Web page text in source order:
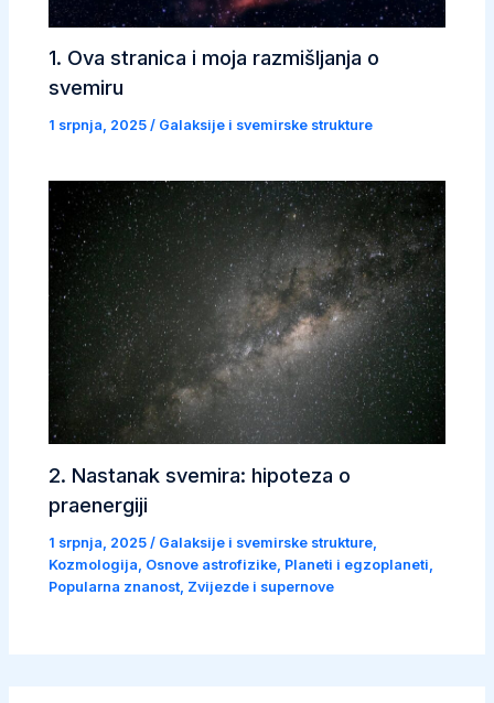
1. Ova stranica i moja razmišljanja o
svemiru
1 srpnja, 2025/ Galaksije i svemirske strukture
2. Nastanak svemira: hipoteza o
praenergiji
1 srpnja, 2025/ Galaksije i svemirske strukture,
Kozmologija, Osnove astrofizike, Planeti i egzoplaneti,
Popularna znanost, Zvijezde i supernove